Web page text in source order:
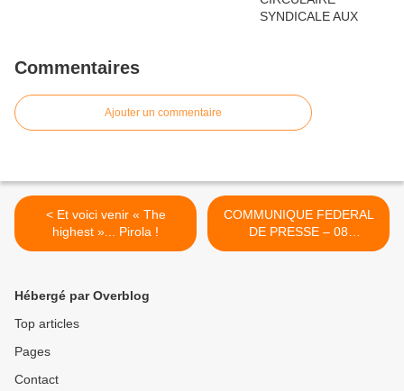
Commentaires
Ajouter un commentaire
< Et voici venir « The
highest »... Pirola !
COMMUNIQUE FEDERAL
DE PRESSE – 08
Septembre 2023 : Banque
Hébergé par Overblog
Top articles
Pages
Contact